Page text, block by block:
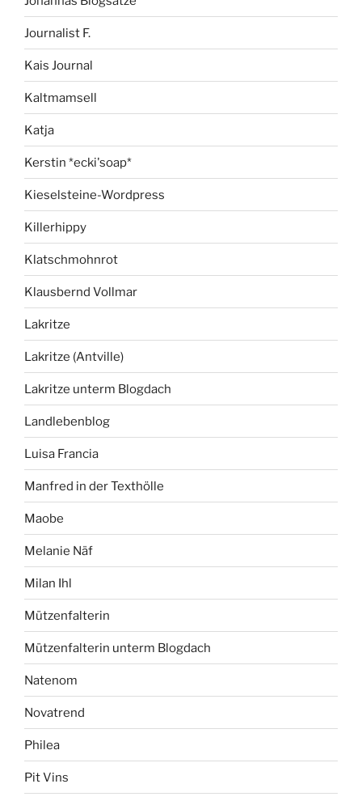
Journalist F.
Kais Journal
Kaltmamsell
Katja
Kerstin *ecki'soap*
Kieselsteine-Wordpress
Killerhippy
Klatschmohnrot
Klausbernd Vollmar
Lakritze
Lakritze (Antville)
Lakritze unterm Blogdach
Landlebenblog
Luisa Francia
Manfred in der Texthölle
Maobe
Melanie Näf
Milan Ihl
Mützenfalterin
Mützenfalterin unterm Blogdach
Natenom
Novatrend
Philea
Pit Vins